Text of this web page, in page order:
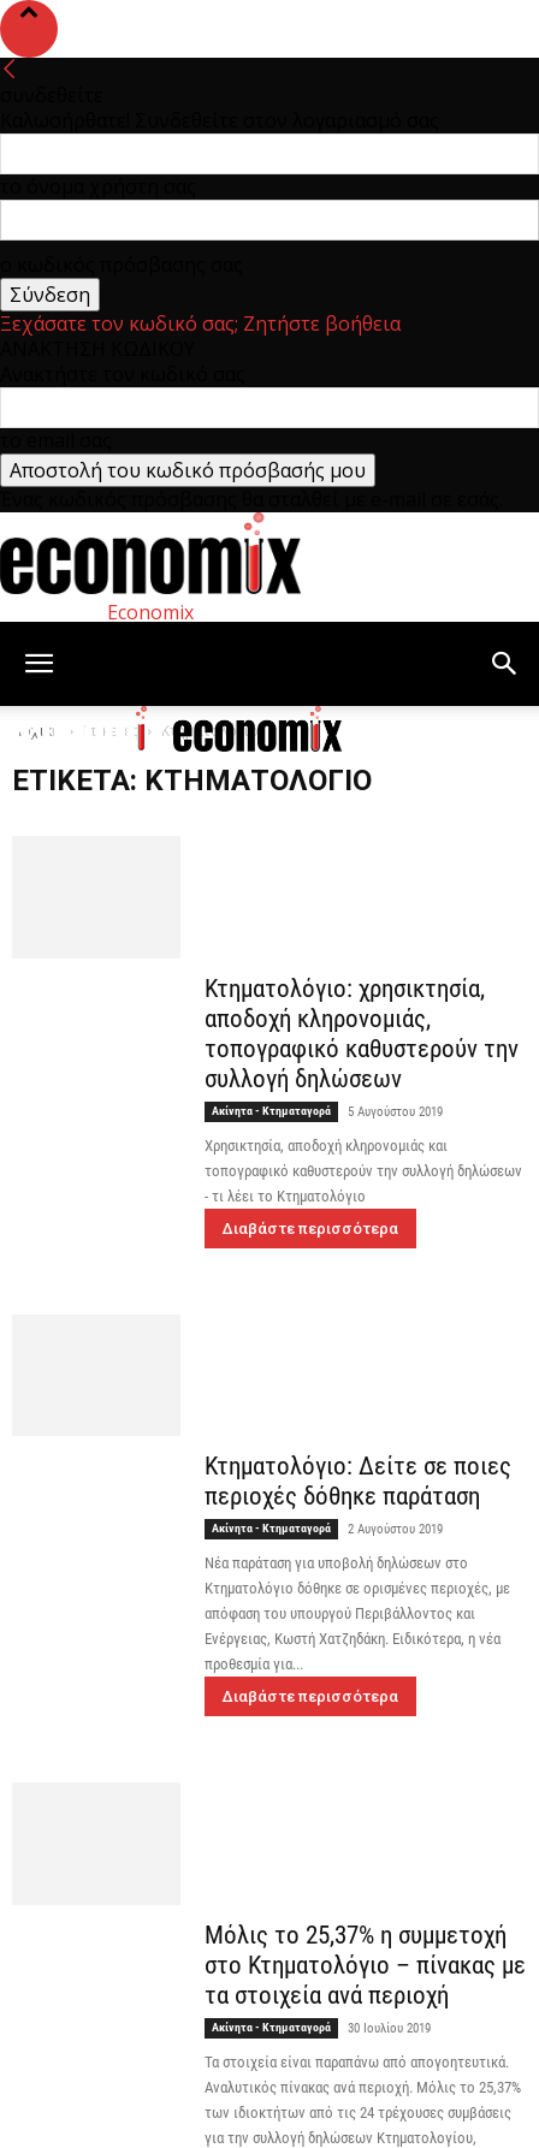
Ξεχάσατε τον κωδικό σας; Ζητήστε βοήθεια
Economix
Αρχική Ετικέτες Κτηματολόγιο
ΕΤΙΚΈΤΑ: ΚΤΗΜΑΤΟΛΌΓΙΟ
Κτηματολόγιο: χρησικτησία,
αποδοχή κληρονομιάς,
τοπογραφικό καθυστερούν την
συλλογή δηλώσεων
Ακίνητα - Κτηματαγορά 5 Αυγούστου 2019
Χρησικτησία, αποδοχή κληρονομιάς και
τοπογραφικό καθυστερούν την συλλογή δηλώσεων
- τι λέει το Κτηματολόγιο
Διαβάστε περισσότερα
Κτηματολόγιο: Δείτε σε ποιες
περιοχές δόθηκε παράταση
Ακίνητα - Κτηματαγορά 2 Αυγούστου 2019
Νέα παράταση για υποβολή δηλώσεων στο
Κτηματολόγιο δόθηκε σε ορισμένες περιοχές, με
απόφαση του υπουργού Περιβάλλοντος και
Ενέργειας, Κωστή Χατζηδάκη. Ειδικότερα, η νέα
προθεσμία για...
Διαβάστε περισσότερα
Μόλις το 25,37% η συμμετοχή
στο Κτηματολόγιο – πίνακας με
τα στοιχεία ανά περιοχή
Ακίνητα - Κτηματαγορά 30 Ιουλίου 2019
Τα στοιχεία είναι παραπάνω από απογοητευτικά.
Αναλυτικός πίνακας ανά περιοχή. Μόλις το 25,37%
των ιδιοκτήτων από τις 24 τρέχουσες συμβάσεις
για την συλλογή δηλώσεων Κτηματολογίου,